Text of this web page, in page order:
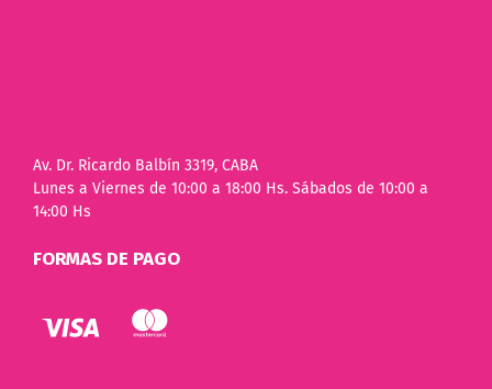
Av. Dr. Ricardo Balbín 3319, CABA
Lunes a Viernes de 10:00 a 18:00 Hs. Sábados de 10:00 a
14:00 Hs
FORMAS DE PAGO